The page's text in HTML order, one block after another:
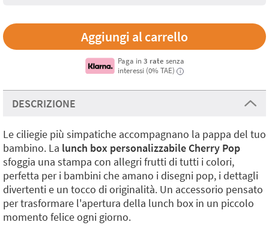
Paga in 3 rate senza
interessi (0% TAE)
i
DESCRIZIONE
Le ciliegie più simpatiche accompagnano la pappa del tuo
bambino. La lunch box personalizzabile Cherry Pop
sfoggia una stampa con allegri frutti di tutti i colori,
perfetta per i bambini che amano i disegni pop, i dettagli
divertenti e un tocco di originalità. Un accessorio pensato
per trasformare l'apertura della lunch box in un piccolo
momento felice ogni giorno.